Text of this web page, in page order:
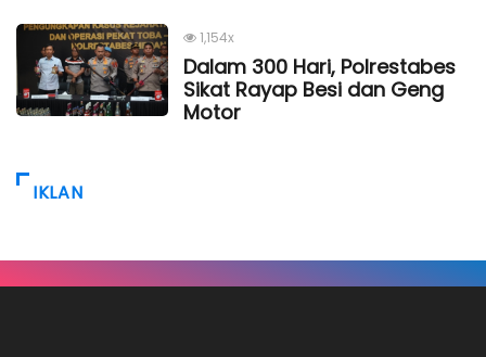
1,154x
Dalam 300 Hari, Polrestabes
Sikat Rayap Besi dan Geng
Motor
IKLAN